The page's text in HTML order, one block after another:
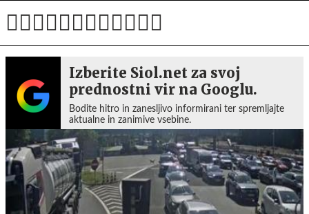
Izberite Siol.net za svoj
prednostni vir na Googlu.
Bodite hitro in zanesljivo informirani ter spremljajte
aktualne in zanimive vsebine.